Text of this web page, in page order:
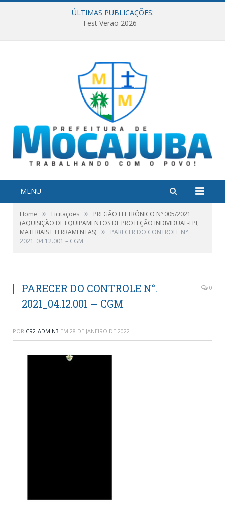
ÚLTIMAS PUBLICAÇÕES:
Fest Verão 2026
MENU
Home » Licitações »
PREGÃO ELETRÔNICO Nº 005/2021
(AQUISIÇÃO DE EQUIPAMENTOS DE PROTEÇÃO INDIVIDUAL-EPI,
MATERIAIS E FERRAMENTAS) »
PARECER DO CONTROLE N°.
2021_04.12.001 – CGM
PARECER DO CONTROLE N°.
2021_04.12.001 – CGM
0
POR CR2-ADMIN3 EM 28 DE JANEIRO DE 2022